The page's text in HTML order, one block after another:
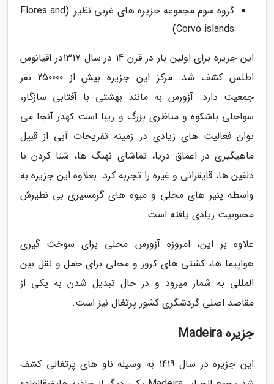
گروه سوم مجموعه جزیره های غربی نظیر: (Flores and
Corvo islands)
این جزیره برای اولین بار در قرن 14 در سال 1317در اقیانوس
اطلس کشف شد. مرکز این جزیره بیش از 250000 نفر
جمعیت دارد. آزورس به مانند بهشتی با آفتابی سازگار،
سواحلی باشکوه و مناظری بزرگ و زیبا است کهدر آنجا می
توان فعالیت های زیادی در زمینه تفریحات آبی از قبیل
ماهیگیری در اعماق دریا، تماشای نهنگ ها، شنا کردن با
دلفین ها، قایقرانی و غیره را تجربه کرد. بعلاوه این جزیره به
واسطه پنیر های محلی و میوه های گرمسیری بی نظیرش
محبوبیت زیادی یافته است.
علاوه بر این، امروزه آزورس محلی برای سوخت گیری
هواپیما ها، کشتی های کروز و محلی برای حمل و نقل بین
المللی به شمار میرود و در حال تبدیل شدن به یکی از
مقاصد اصلی گردشگری کشور پرتغال نیز است.
جزیره Madeira
این جزیره در سال 1419 به وسیله ناو های پرتغالی کشف